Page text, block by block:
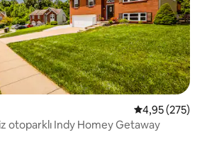
5 üzerinden
4,95 (275)
otoparklı Indy Homey Getaway